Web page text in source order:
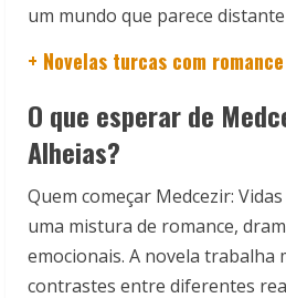
um mundo que parece
+ Novelas turcas com
O que esperar de
Alheias?
Quem começar Medcezir:
uma mistura de romance,
emocionais. A novela trabalha
contrastes entre diferentes